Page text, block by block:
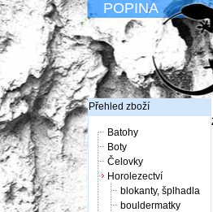
POPINA
Přehled zboží
Batohy
Boty
Čelovky
Horolezectví
blokanty, šplhadla
bouldermatky